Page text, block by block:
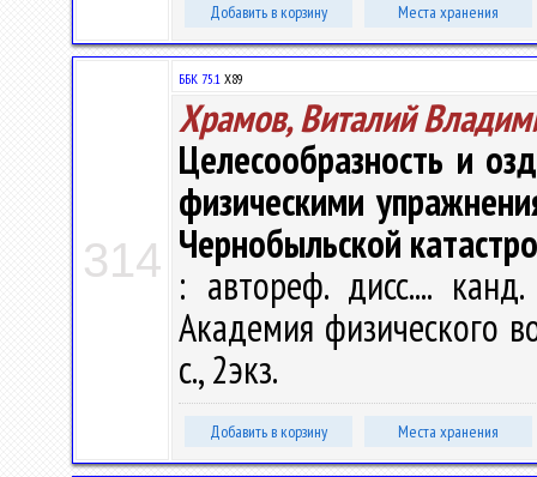
Добавить в корзину Места хранения
314
ББК 75.1 Х89
Храмов, Виталий
Целесообразность и
физическими
Чернобыльской
: автореф. дисс....
Академия физического
с., 2экз.
Добавить в корзину Места хранения